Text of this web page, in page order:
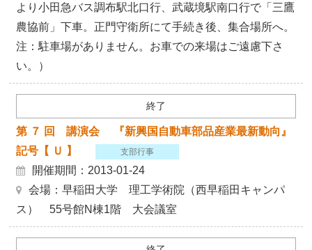
より小田急バス調布駅北口行、武蔵境駅南口行で「三鷹
農協前」下車。正門守衛所にて手続き後、集合場所へ。
注：駐車場がありません。お車での来場はご遠慮下さ
い。）
終了
第 ７ 回 講演会 『新興国自動車部品産業最新動向』
記号【 Ｕ 】
支部行事
開催期間：2013-01-24
会場：早稲田大学 理工学術院（西早稲田キャンパ
ス） 55号館N棟1階 大会議室